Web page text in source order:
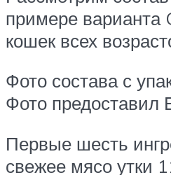
примере варианта
кошек всех
Фото состава с
Фото предоставил
Первые шесть
свежее мясо утки